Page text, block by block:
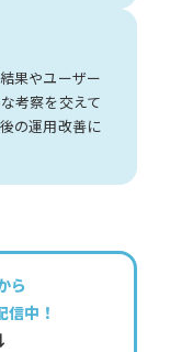
果やユーザー
考察を交えて
の運用改善に
ら
信中！